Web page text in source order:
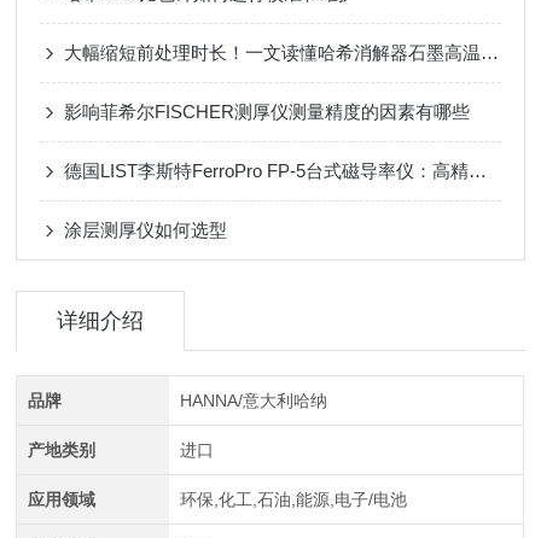
大幅缩短前处理时长！一文读懂哈希消解器石墨高温消解原理
影响菲希尔FISCHER测厚仪测量精度的因素有哪些
德国LIST李斯特FerroPro FP-5台式磁导率仪：高精度检测，助力材料质量把控
涂层测厚仪如何选型
详细介绍
品牌 HANNA/意大利哈纳
产地类别 进口
应用领域 环保,化工,石油,能源,电子/电池